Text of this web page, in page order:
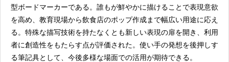
型ボードマーカーである。誰もが鮮やかに描けることで表現意欲
を高め、教育現場から飲食店のポップ作成まで幅広い用途に応え
る。特殊な描写技術を持たなくとも新しい表現の扉を開き、利用
者に創造性をもたらす点が評価された。使い手の発想を後押しす
る筆記具として、今後多様な場面での活用が期待できる。